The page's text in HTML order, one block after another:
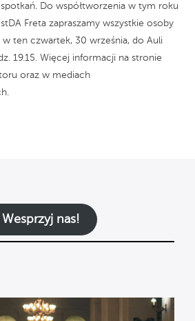
Do współtworzenia w tym roku
Freta zapraszamy wszystkie osoby
ten czwartek, 30 września, do Auli
19.15. Więcej informacji na stronie
oraz w mediach
Wesprzyj nas!